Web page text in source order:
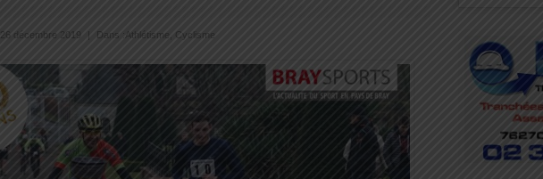
26 décembre 2019 Dans : Athlétisme Cyclisme